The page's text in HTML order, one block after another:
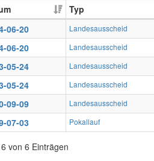
Typ
06-20
Landesausscheid
06-20 Landesausscheid
05-24 Landesausscheid
05-24 Landesausscheid
09-09 Landesausscheid
07-03 Pokallauf
von 6 Einträgen